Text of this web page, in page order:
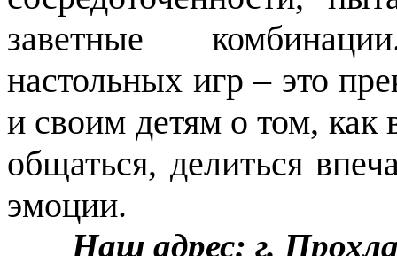
заветные
настольных игр – это
и своим детям о том, как
общаться, делиться
эмоции.
Наш адрес: г.